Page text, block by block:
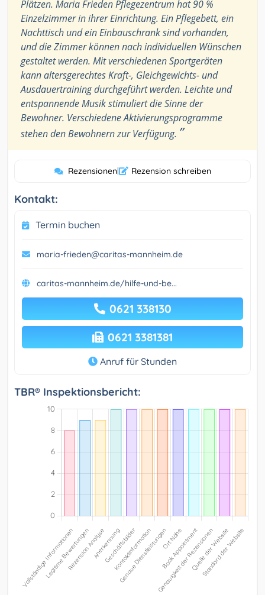
Plätzen. Maria Frieden Pflegezentrum hat 90 %
Einzelzimmer in ihrer Einrichtung. Ein Pflegebett, ein
Nachttisch und ein Einbauschrank sind vorhanden,
und die Zimmer können nach individuellen Wünschen
gestaltet werden. Mit verschiedenen Sportgeräten
kann altersgerechtes Kraft-, Gleichgewichts- und
Ausdauertraining durchgeführt werden. Leichte und
entspannende Musik stimuliert die Sinne der
Bewohner. Verschiedene Aktivierungsprogramme
stehen den Bewohnern zur Verfügung. ”
Rezensionen| Rezension schreiben
Kontakt:
Termin buchen
maria-frieden@caritas-mannheim.de
caritas-mannheim.de/hilfe-und-be...
0621 338130
0621 3381381
Anruf für Stunden
TBR® Inspektionsbericht: